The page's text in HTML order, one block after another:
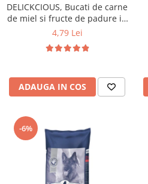
DELICKCIOUS, Bucati de carne
de miel si fructe de padure in
sos cremos, pentru caini, 80g
4,79 Lei
ADAUGA IN COS
-6%